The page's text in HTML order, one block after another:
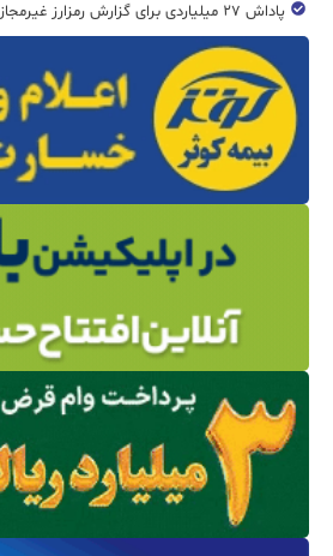
پاداش ۲۷ میلیاردی برای گزارش رمزارز غیرمجاز